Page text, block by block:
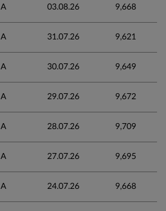
A 03.08.26 9,668
A 31.07.26 9,621
A 30.07.26 9,649
A 29.07.26 9,672
A 28.07.26 9,709
A 27.07.26 9,695
A 24.07.26 9,668